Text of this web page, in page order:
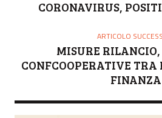
CORONAVIRUS,
ARTICOLO
MISURE
CONFCOOPERATIVE TRA
FINANZA